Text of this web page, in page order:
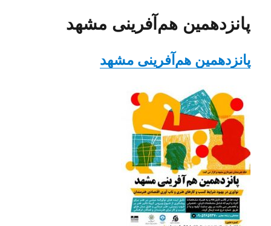
پانزدهمین هم‌آفرینی مشهد
پانزدهمین هم‌آفرینی مشهد